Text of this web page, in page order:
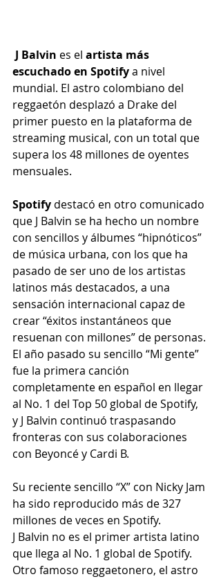
J Balvin es el artista más
escuchado en Spotify a nivel
mundial. El astro colombiano del
reggaetón desplazó a Drake del
primer puesto en la plataforma de
streaming musical, con un total que
supera los 48 millones de oyentes
mensuales.
Spotify destacó en otro comunicado
que J Balvin se ha hecho un nombre
con sencillos y álbumes “hipnóticos”
de música urbana, con los que ha
pasado de ser uno de los artistas
latinos más destacados, a una
sensación internacional capaz de
crear “éxitos instantáneos que
resuenan con millones” de personas.
El año pasado su sencillo “Mi gente”
fue la primera canción
completamente en español en llegar
al No. 1 del Top 50 global de Spotify,
y J Balvin continuó traspasando
fronteras con sus colaboraciones
con Beyoncé y Cardi B.
Su reciente sencillo “X” con Nicky Jam
ha sido reproducido más de 327
millones de veces en Spotify.
J Balvin no es el primer artista latino
que llega al No. 1 global de Spotify.
Otro famoso reggaetonero, el astro